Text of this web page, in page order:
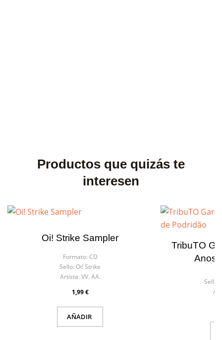
Productos que quizás te
interesen
Oi! Strike Sampler
Formato: CD
Sello: Oi! Strike
Artista: VV. AA.
1,99 €
AÑADIR
TribuTO
Anos
Sello: